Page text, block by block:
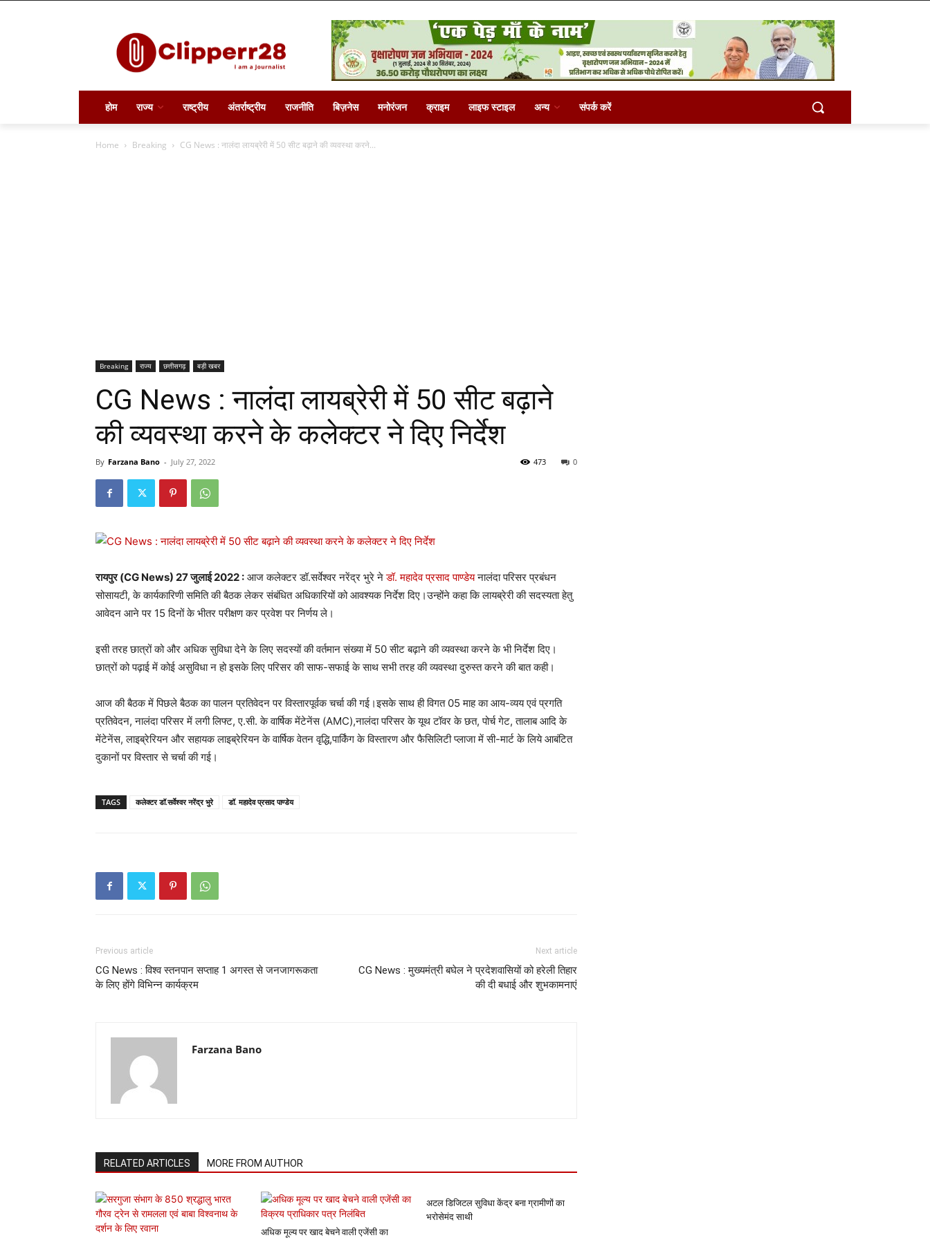
होम राज्य राष्ट्रीय अंतर्राष्ट्रीय राजनीति बिज़नेस मनोरंजन क्राइम लाइफ स्टाइल अन्य संपर्क करें
Home Breaking CG News : नालंदा लायब्रेरी में 50 सीट बढ़ाने की व्यवस्था करने...
Breaking राज्य छत्तीसगढ़ बड़ी खबर
CG News : नालंदा लायब्रेरी में 50 सीट बढ़ाने
की व्यवस्था करने के कलेक्टर ने दिए निर्देश
By Farzana Bano - July 27, 2022 0
473
रायपुर (CG News) 27 जुलाई 2022 : आज कलेक्टर डॉ.सर्वेश्वर नरेंद्र भुरे नेडॉ. महादेव प्रसाद पाण्डेयनालंदा परिसर प्रबंधन
सोसायटी, के कार्यकारिणी समिति की बैठक लेकर संबंधित अधिकारियों को आवश्यक निर्देश दिए।उन्होंने कहा कि लायब्रेरी की सदस्यता हेतु
आवेदन आने पर 15 दिनों के भीतर परीक्षण कर प्रवेश पर निर्णय ले।
इसी तरह छात्रों को और अधिक सुविधा देने के लिए सदस्यों की वर्तमान संख्या में 50 सीट बढ़ाने की व्यवस्था करने के भी निर्देश दिए।
छात्रों को पढ़ाई में कोई असुविधा न हो इसके लिए परिसर की साफ-सफाई के साथ सभी तरह की व्यवस्था दुरुस्त करने की बात कही।
आज की बैठक में पिछले बैठक का पालन प्रतिवेदन पर विस्तारपूर्वक चर्चा की गई।इसके साथ ही विगत 05 माह का आय-व्यय एवं प्रगति
प्रतिवेदन, नालंदा परिसर में लगी लिफ्ट, ए.सी. के वार्षिक मेंटेनेंस (AMC),नालंदा परिसर के यूथ टॉवर के छत, पोर्च गेट, तालाब आदि के
मेंटेनेंस, लाइब्रेरियन और सहायक लाइब्रेरियन के वार्षिक वेतन वृद्धि,पार्किंग के विस्तारण और फैसिलिटी प्लाजा में सी-मार्ट के लिये आबंटित
दुकानों पर विस्तार से चर्चा की गई।
TAGS कलेक्टर डॉ.सर्वेश्वर नरेंद्र भुरे डॉ. महादेव प्रसाद पाण्डेय
Previous article
CG News : विश्व स्तनपान सप्ताह 1 अगस्त से जनजागरूकता
के लिए होंगे विभिन्न कार्यक्रम
Next article
CG News : मुख्यमंत्री बघेल ने प्रदेशवासियों को हरेली तिहार
की दी बधाई और शुभकामनाएं
Farzana Bano
RELATED ARTICLES MORE FROM AUTHOR
अधिक मूल्य पर खाद बेचने वाली एजेंसी का
अटल डिजिटल सुविधा केंद्र बना ग्रामीणों का
भरोसेमंद साथी